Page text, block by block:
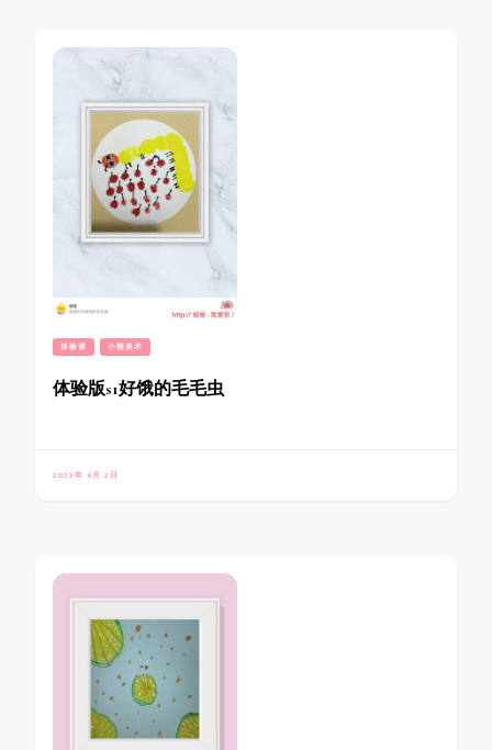
体验课 小熊美术
体验版s1好饿的毛毛虫
2022年 9月 2日